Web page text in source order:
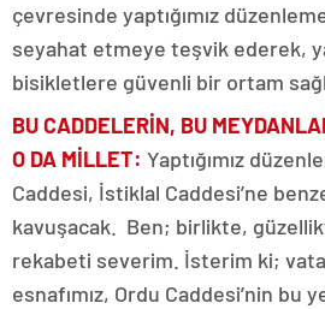
çevresinde yaptığımız
seyahat etmeye teşvik ederek,
bisikletlere güvenli bir ortam
BU CADDELERİN, BU
O DA MİLLET: Yaptığımız
Caddesi, İstiklal Caddesi’ne
kavuşacak. Ben; birlikte,
rekabeti severim. İsterim ki;
esnafımız, Ordu Caddesi’nin bu